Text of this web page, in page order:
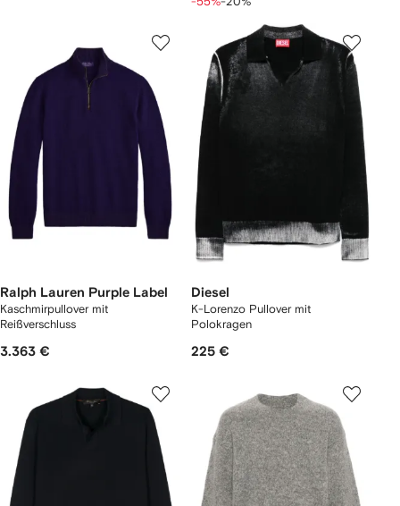
Ralph Lauren Purple Label
Kaschmirpullover mit
Reißverschluss
3.363 €
Diesel
K-Lorenzo Pullover mit
Polokragen
225 €